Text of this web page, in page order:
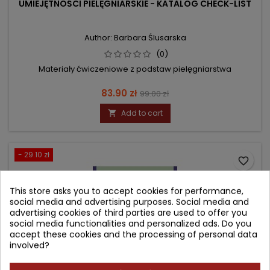
UMIEJĘTNOŚCI PIELĘGNIARSKIE - KATALOG CHECK-LIST
Author: Barbara Ślusarska
(0)
Materiały ćwiczeniowe z podstaw pielęgniarstwa
Price
83.90 zł Regular
price
99.00 zł
 Add to cart
- 29.10 zł
favorite_border
This store asks you to accept cookies for performance,
social media and advertising purposes. Social media and
advertising cookies of third parties are used to offer you
social media functionalities and personalized ads. Do you
accept these cookies and the processing of personal data
involved?